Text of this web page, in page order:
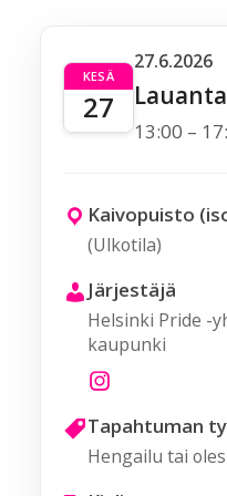
KESÄ
27
27.6.2026
13:00 –
Kaivopuisto
(Ulkotila)
Järjestäjä
Helsinki Pride -
kaupunki
Tapahtuman
Hengailu tai